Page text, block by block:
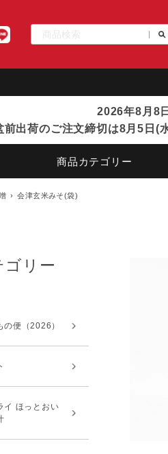
2026年8月8
前出荷のご注文締切は8月5日(
商品カテゴリー
会津玄米みそ(袋)
ゴリー
の便（2026）
イ ほっとおい